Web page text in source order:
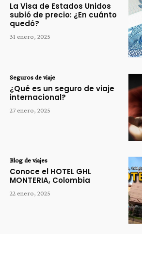
La Visa de Estados Unidos
subió de precio: ¿En cuánto
quedó?
31 enero, 2025
Seguros de viaje
¿Qué es un seguro de viaje
internacional?
27 enero, 2025
Blog de viajes
Conoce el HOTEL GHL
MONTERIA, Colombia
22 enero, 2025